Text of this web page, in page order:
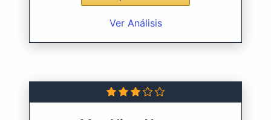
Ver Análisis